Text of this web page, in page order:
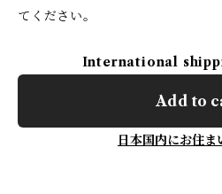
てください。
International
Add to
日本国内にお住ま